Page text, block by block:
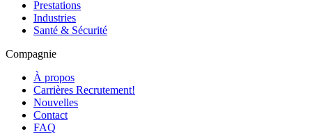
Prestations
Industries
Santé & Sécurité
Compagnie
À propos
Carrières Recrutement!
Nouvelles
Contact
FAQ